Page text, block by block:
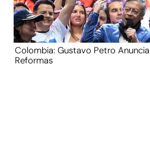
Colombia: Gustavo Petro
Reformas